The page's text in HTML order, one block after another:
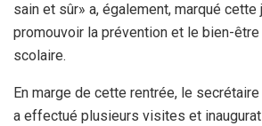
sain et sûr» a, également, marqué cette
promouvoir la prévention et le bien-
scolaire.
En marge de cette rentrée, le
a effectué plusieurs visites et